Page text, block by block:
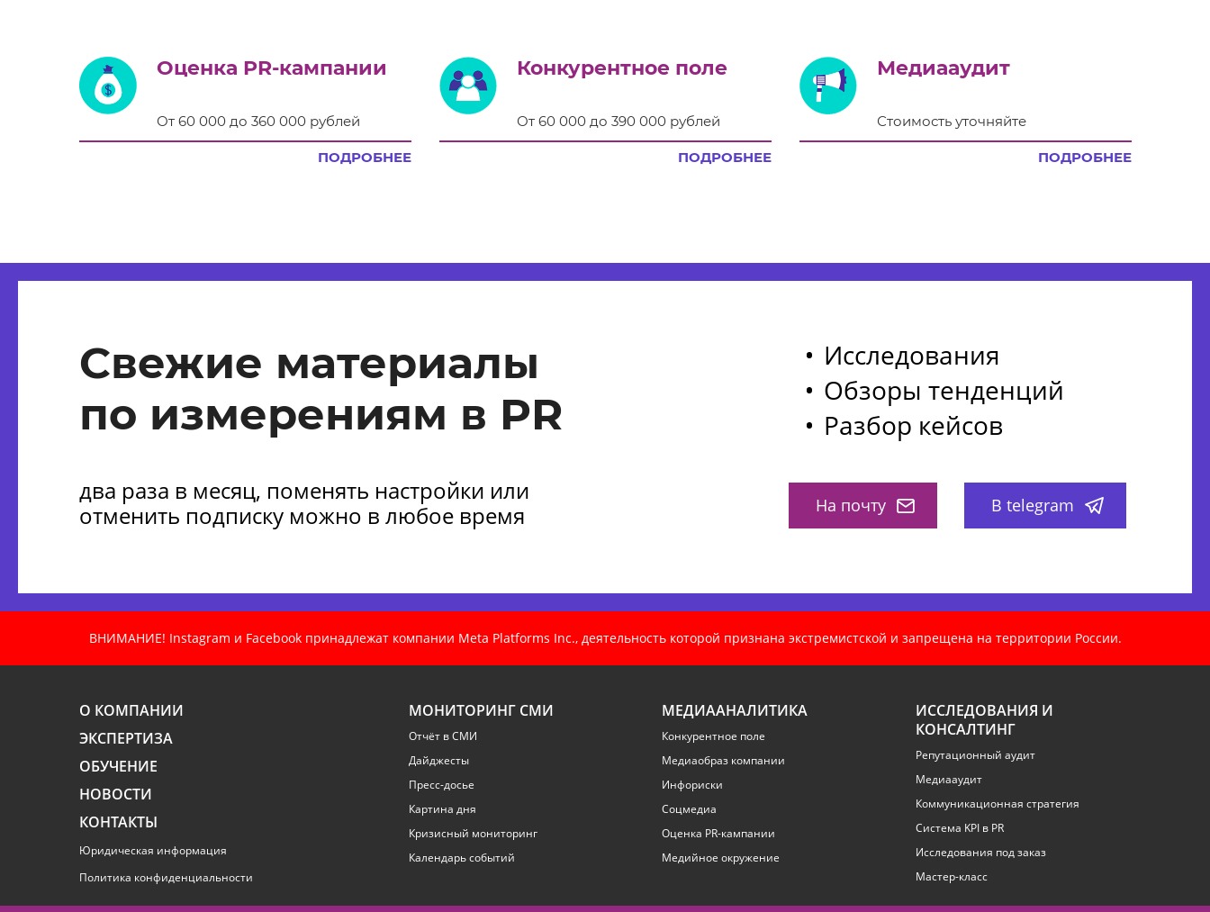
Оценка PR-кампании
От 60 000 до 360 000 рублей
ПОДРОБНЕЕ
Конкурентное поле
От 60 000 до 390 000 рублей
ПОДРОБНЕЕ
Медиааудит
Стоимость уточняйте
ПОДРОБНЕЕ
Свежие материалы
по измерениям в PR
два раза в месяц, поменять настройки или
отменить подписку можно в любое время
Исследования
Обзоры тенденций
Разбор кейсов
На почту В telegram
ВНИМАНИЕ! Instagram и Facebook принадлежат компании Meta Platforms Inc., деятельность которой признана экстремистской и запрещена на территории России.
О КОМПАНИИ
ЭКСПЕРТИЗА
ОБУЧЕНИЕ
НОВОСТИ
КОНТАКТЫ
Юридическая информация
Политика конфиденциальности
МОНИТОРИНГ СМИ
Отчёт в СМИ
Дайджесты
Пресс-досье
Картина дня
Кризисный мониторинг
Календарь событий
МЕДИААНАЛИТИКА
Конкурентное поле
Медиаобраз компании
Инфориски
Соцмедиа
Оценка PR-кампании
Медийное окружение
ИССЛЕДОВАНИЯ И
КОНСАЛТИНГ
Репутационный аудит
Медиааудит
Коммуникационная стратегия
Система KPI в PR
Исследования под заказ
Мастер-класс